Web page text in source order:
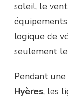
soleil, le vent
logique de
seulement
Pendant une
Hyères, les